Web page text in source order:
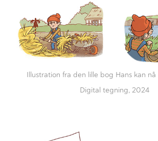
Illustration fra den lille bog Hans kan nå
Digital tegning, 2024